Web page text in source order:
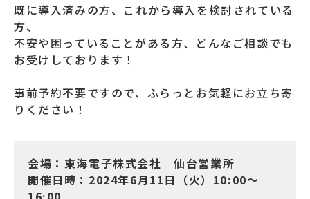
既に導入済みの方、これから導入を検討されている
方、
不安や困っていることがある方、どんなご相談でも
お受けしております！
事前予約不要ですので、ふらっとお気軽にお立ち寄
りください！
会場：東海電子株式会社 仙台営業所
開催日時：2024年6月11日（火）10:00～